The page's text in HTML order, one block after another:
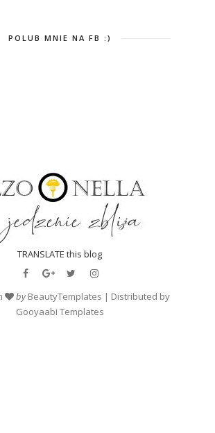
POLUB MNIE NA FB :)
TRANSLATE this blog
by BeautyTemplates | Distributed by
Gooyaabi Templates